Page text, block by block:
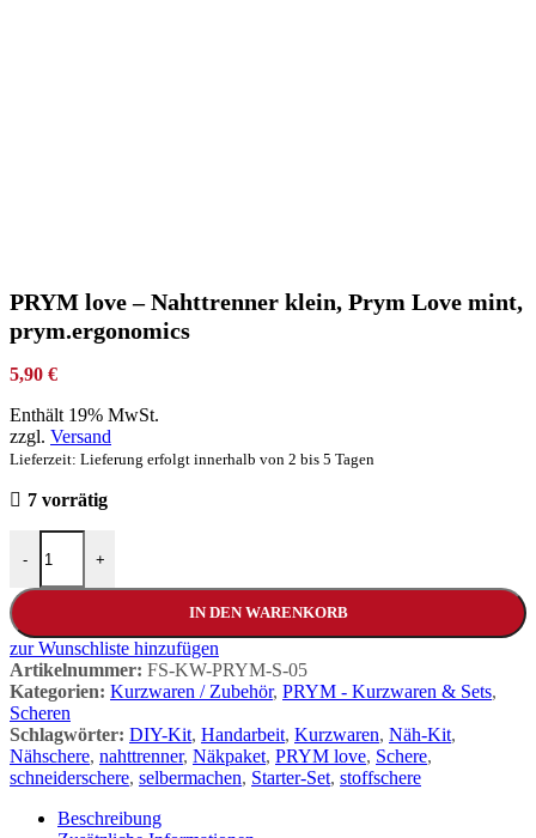
PRYM love – Nahttrenner klein, Prym Love mint,
prym.ergonomics
5,90 €
Enthält 19% MwSt.
zzgl. Versand
Lieferzeit: Lieferung erfolgt innerhalb von 2 bis 5 Tagen
7 vorrätig
- +
IN DEN WARENKORB
zur Wunschliste hinzufügen
Artikelnummer: FS-KW-PRYM-S-05
Kategorien: Kurzwaren / Zubehör, PRYM - Kurzwaren & Sets,
Scheren
Schlagwörter: DIY-Kit, Handarbeit, Kurzwaren, Näh-Kit,
Nähschere, nahttrenner, Näkpaket, PRYM love, Schere,
schneiderschere, selbermachen, Starter-Set, stoffschere
Beschreibung